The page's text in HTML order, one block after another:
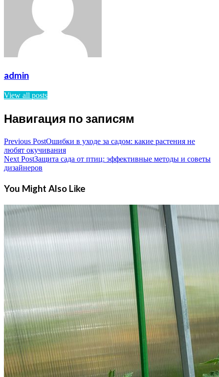
admin
View all posts
Навигация по записям
Previous PostОшибки в уходе за садом: какие растения не
любят окучивания
Next PostЗащита сада от птиц: эффективные методы и советы
дизайнеров
You Might Also Like